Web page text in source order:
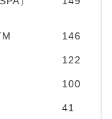
146
122
100
41